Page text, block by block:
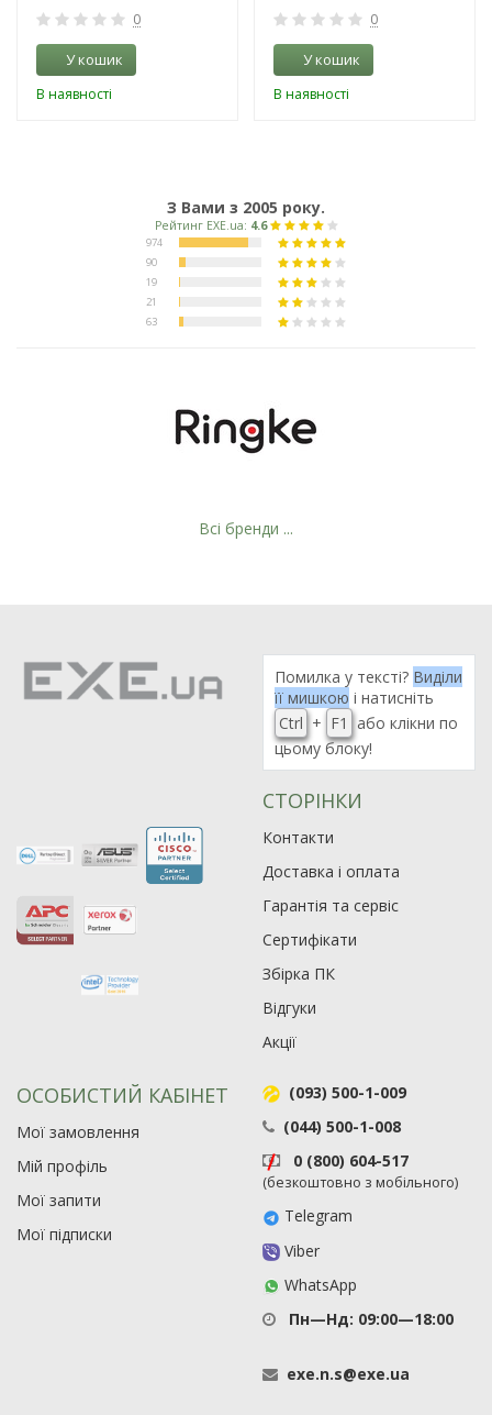
0
У кошик
В наявності
0
У кошик
В наявності
З Вами з 2005 року.
974
90
Всі бренди ...
Помилка у тексті? Виділи
її мишкою і натисніть
Ctrl + F1
або клікни по
цьому блоку!
СТОРІНКИ
Контакти
Доставка і оплата
Гарантія та сервіс
Сертифікати
Збірка ПК
Відгуки
Акції
ОСОБИСТИЙ КАБІНЕТ
Мої замовлення
Мій профіль
Мої запити
Мої підписки
(093) 500-1-009
(044) 500-1-008
0 (800) 604-517
(безкоштовно з мобільного)
Telegram
Viber
WhatsApp
Пн—Нд: 09:00—18:00
exe.n.s@exe.ua